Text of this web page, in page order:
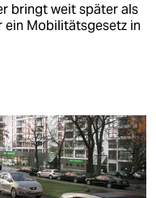
bringt weit später als
ein Mobilitätsgesetz in